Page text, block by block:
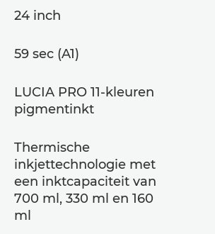
24 inch
59 sec (A1)
LUCIA PRO 11-kleuren
pigmentinkt
Thermische
inkjettechnologie met
een inktcapaciteit van
700 ml, 330 ml en 160
ml